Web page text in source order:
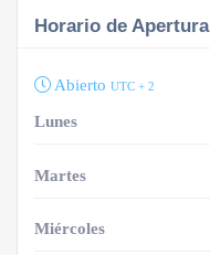
Horario de Apertura
Abierto UTC + 2
Lunes
Martes
Miércoles